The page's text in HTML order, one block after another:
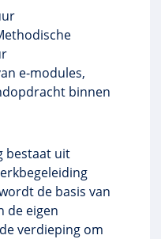
e-modules,
binnen
bestaat uit
de basis van
de eigen
verdieping om